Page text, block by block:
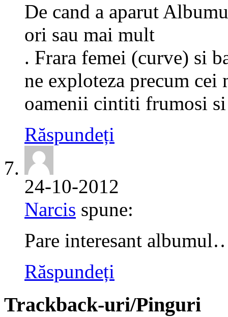
De cand a aparut
ori sau mai mult
. Frara femei (curve) si
ne exploteza precum
oamenii cintiti frumosi
Răspundeți
24-10-2012
Narcis spune:
Pare interesant
Răspundeți
Trackback-uri/Pinguri